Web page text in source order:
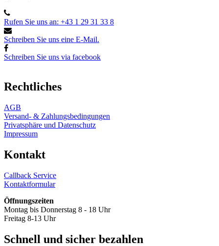
Rufen Sie uns an: +43 1 29 31 33 8
Schreiben Sie uns eine E-Mail.
Schreiben Sie uns via facebook
Rechtliches
AGB
Versand- & Zahlungsbedingungen
Privatsphäre und Datenschutz
Impressum
Kontakt
Callback Service
Kontaktformular
Öffnungszeiten
Montag bis Donnerstag 8 - 18 Uhr
Freitag 8-13 Uhr
Schnell und sicher bezahlen